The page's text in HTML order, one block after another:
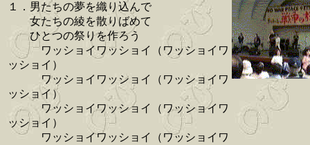
１．男たちの夢を織り込んで
女たちの綾を散りばめて
ひとつの祭りを作ろう
ワッショイワッショイ（ワッショイワ
ッショイ）
ワッショイワッショイ（ワッショイワ
ッショイ）
ワッショイワッショイ（ワッショイワ
ッショイ）
ワッショイワッショイ（ワッショイワ